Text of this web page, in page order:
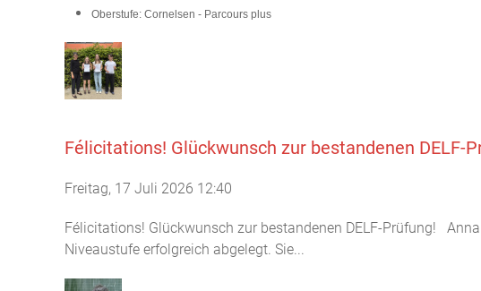
Oberstufe: Cornelsen - Parcours plus
Félicitations! Glückwunsch zur bestandenen DELF-
Freitag, 17 Juli 2026 12:40
Félicitations! Glückwunsch zur bestandenen DELF-Prüfung!
Niveaustufe erfolgreich abgelegt. Sie...